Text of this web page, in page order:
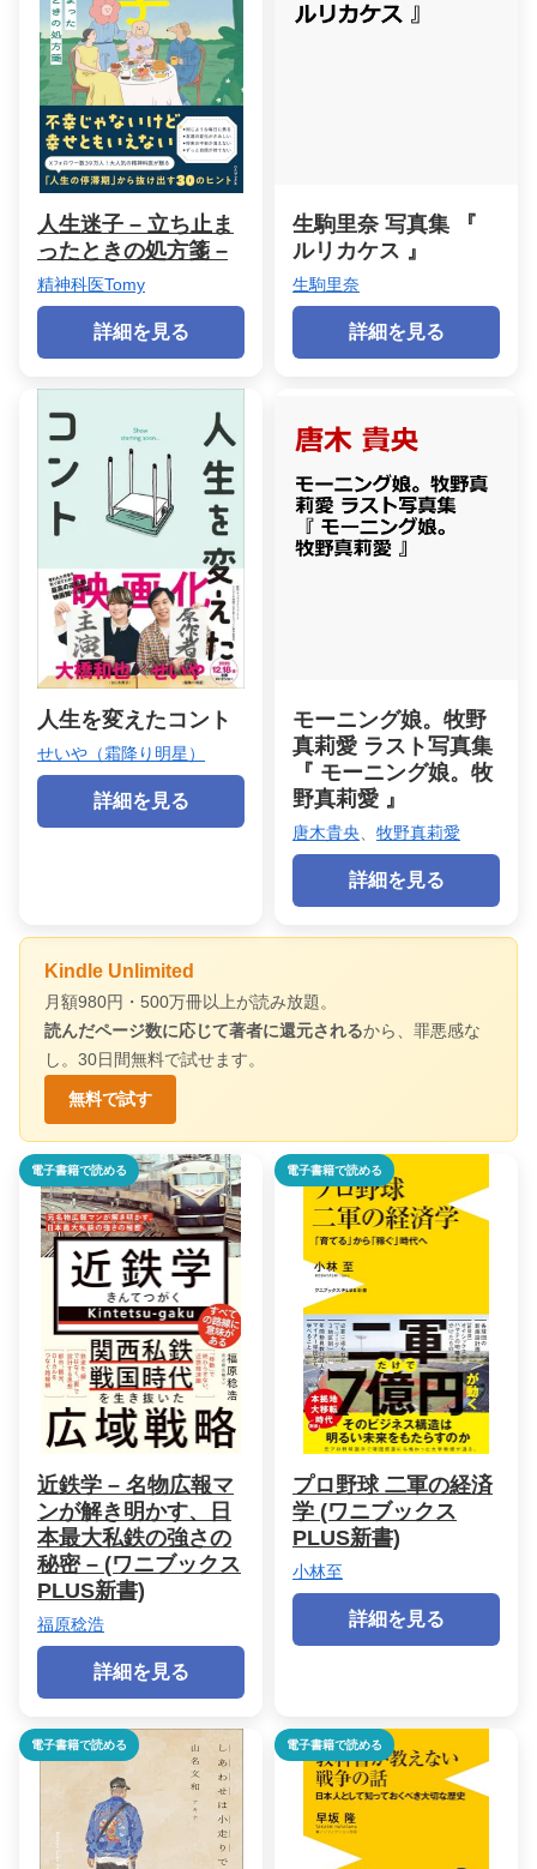
人生迷子 – 立ち止ま
ったときの処方箋 –
精神科医Tomy
詳細を見る
生駒里奈 写真集 『
ルリカケス 』
生駒里奈
詳細を見る
人生を変えたコント
せいや（霜降り明星）
詳細を見る
モーニング娘。牧野
真莉愛 ラスト写真集
『 モーニング娘。牧
野真莉愛 』
唐木貴央 牧野真莉愛
詳細を見る
Kindle Unlimited
月額980円・500万冊以上が読み放題。
読んだページ数に応じて著者に還元されるから、罪悪感な
し。30日間無料で試せます。
無料で試す
電子書籍で読める
近鉄学 – 名物広報マ
ンが解き明かす、日
本最大私鉄の強さの
秘密 – (ワニブックス
PLUS新書)
福原稔浩
詳細を見る
電子書籍で読める
プロ野球 二軍の経済
学 (ワニブックス
PLUS新書)
小林至
詳細を見る
電子書籍で読める 電子書籍で読める